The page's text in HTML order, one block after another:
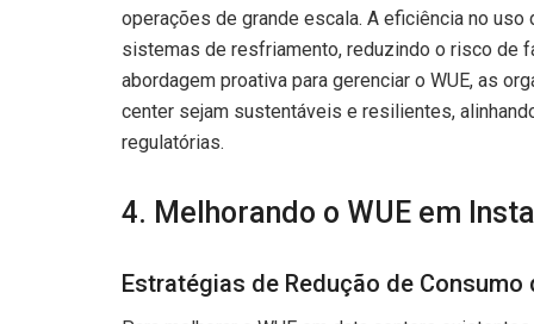
operações de grande escala. A eficiência no
sistemas de resfriamento, reduzindo o risco de
abordagem proativa para gerenciar o WUE, as
center sejam sustentáveis e resilientes,
regulatórias.
4. Melhorando o WUE em
Estratégias de Redução de Consumo